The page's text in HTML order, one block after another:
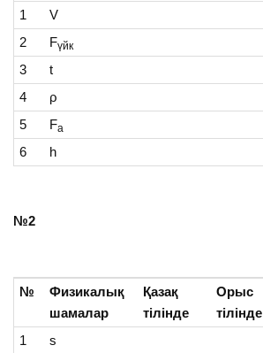
1
V
2
Fүйк
3
t
4
ρ
5
Fa
6 h
№2
№
Физикалық
шамалар
Қазақ
тілінде
Орыс
тілінде
1
s